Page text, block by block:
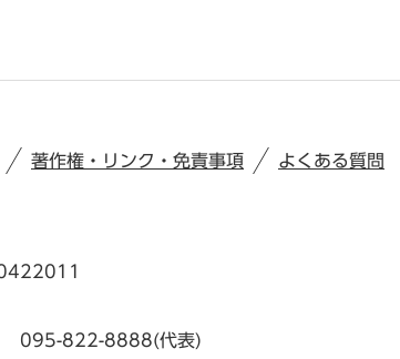
著作権・リンク・免責事項 よくある質問
095-822-8888(代表)